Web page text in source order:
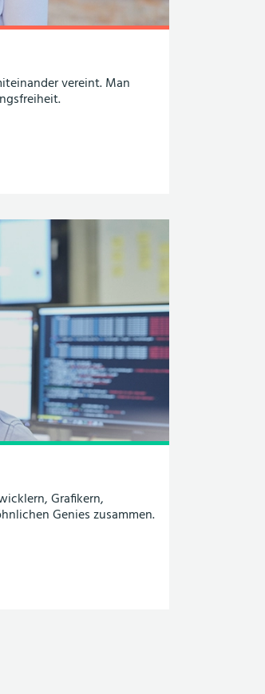
vereint. Man
Grafikern,
Genies zusammen.